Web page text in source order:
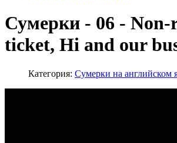
Сумерки - 06 - Non-
ticket, Hi and our
Категория: Сумерки на английском